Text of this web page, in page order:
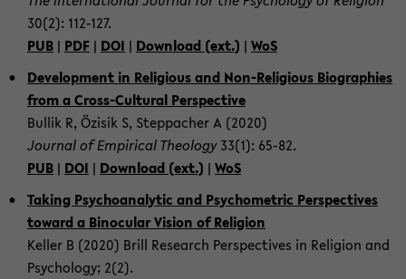
30(2): 112-​127.
PUB | PDF | DOI | Down­load (ext.) | WoS
De­vel­op­ment in Re­li­gious and Non-​Religious Bi­ogra­phies
from a Cross-​Cultural Per­spec­tive
Bul­lik R, Özisik S, Step­pacher A (2020)
Jour­nal of Em­pir­i­cal The­ol­ogy33(1): 65-82.
PUB | DOI | Down­load (ext.) | WoS
Tak­ing Psy­cho­an­a­lytic and Psy­cho­me­t­ric Per­spec­tives
to­ward a Binoc­u­lar Vi­sion of Re­li­gion
Keller B (2020) Brill Re­search Per­spec­tives in Re­li­gion and
Psy­chol­ogy; 2(2).